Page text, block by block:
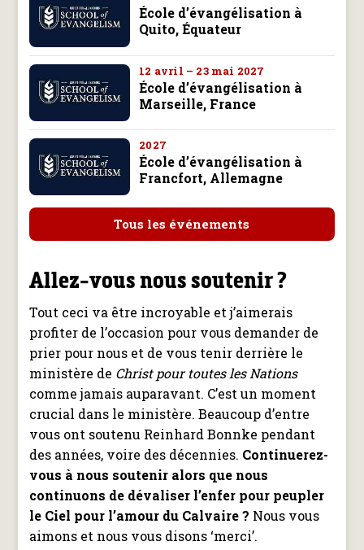
École d’évangélisation à
Quito, Équateur
12 avril – 23 mai 2027
École d’évangélisation à
Marseille, France
2027
École d’évangélisation à
Francfort, Allemagne
Tous les événements
Allez-vous nous soutenir ?
Tout ceci va être incroyable et j’aimerais
profiter de l’occasion pour vous demander de
prier pour nous et de vous tenir derrière le
ministère de Christ pour toutes les Nations
comme jamais auparavant. C’est un moment
crucial dans le ministère. Beaucoup d’entre
vous ont soutenu Reinhard Bonnke pendant
des années, voire des décennies. Continuerez-
vous à nous soutenir alors que nous
continuons de dévaliser l’enfer pour peupler
le Ciel pour l’amour du Calvaire ? Nous vous
aimons et nous vous disons ‘merci’.